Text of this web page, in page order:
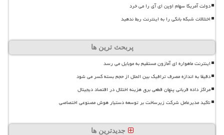
دولت آمریکا سهام اوپن ای آی را می خرد
اختلالات شبکه بانکی را به اینترنت ربط ندهید
پربحث ترین ها
اینترنت ماهواره ای آمازون مستقیم به موبایل می رسد
دقیقا به اندازه مصرف ترافیک بین الملل از حجم بسته کسر می شود
مراکز داده قربانی پنهان قطعی برق هزینه اختلال در اقتصاد دیجیتال
تاکید مدیرعامل شرکت زیرساخت بر توسعه دستیار هوش مصنوعی اختصاصی
جدیدترین ها